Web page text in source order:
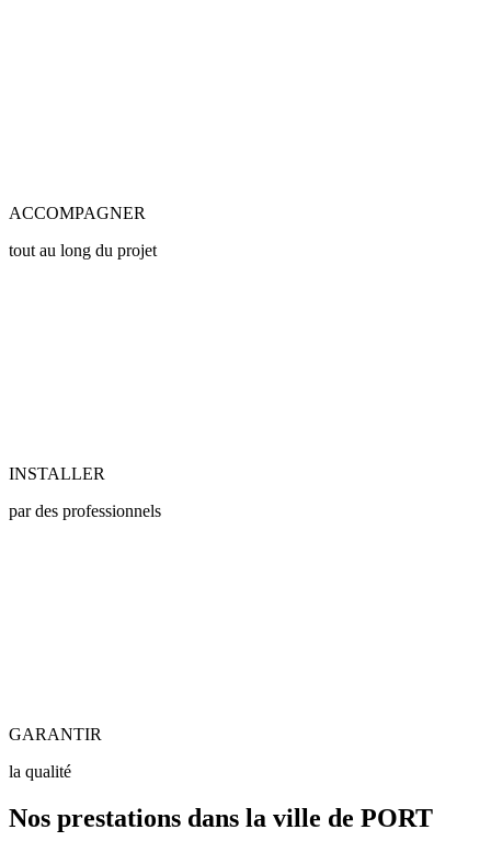
ACCOMPAGNER
tout au long du projet
INSTALLER
par des professionnels
GARANTIR
la qualité
Nos prestations dans la ville de PORT